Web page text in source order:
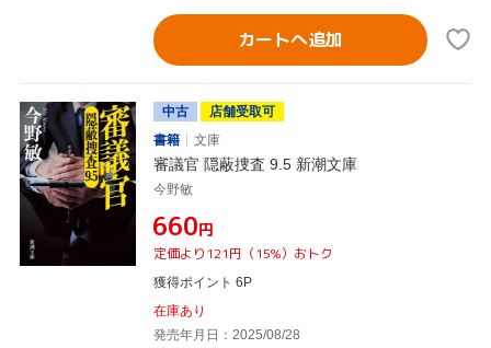
カートへ追加
中古
店舗受取可
書籍
文庫
審議官 隠蔽捜査 9.5 新潮文庫
今野敏
¥660円
定価より121円（15%）おトク
獲得ポイント 6P
在庫あり
発売年月日：2025/08/28